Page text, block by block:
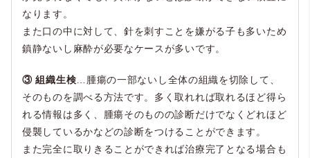
なります。
また口の中に対して、針を刺すことを嫌がる子も多いため
鎮静ないし麻酔が必要なケースが多いです。
③ 組織生検…腫瘍の一部ないし全体の組織を切除して、
そのものを調べる方法です。多く取れれば取れるほど得ら
れる情報は多く、腫瘍そのものの診断だけでなくどれほど
侵襲しているかなどの診断をつけることができます。
また完全に取りきることができれば治療完了となる場合も